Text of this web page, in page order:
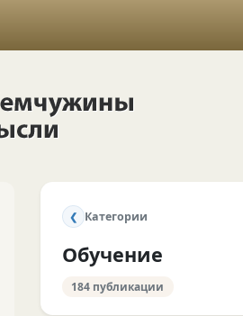
❮ Категории
Обучение
184 публикации